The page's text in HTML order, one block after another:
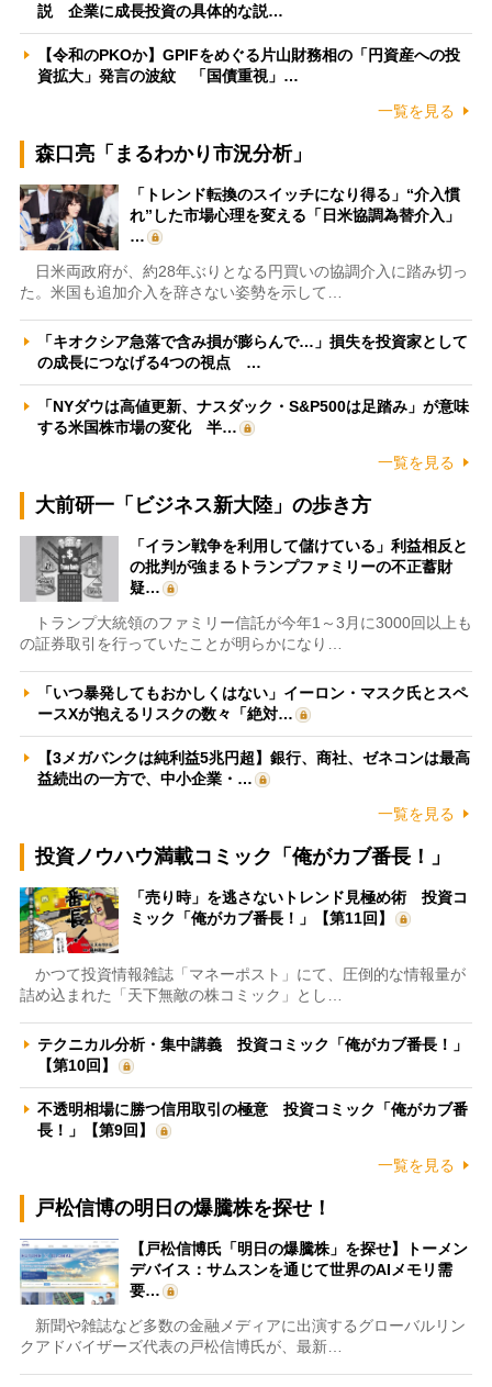
説 企業に成長投資の具体的な説…
【令和のPKOか】GPIFをめぐる片山財務相の「円資産への投
資拡大」発言の波紋 「国債重視」…
一覧を見る
森口亮「まるわかり市況分析」
「トレンド転換のスイッチになり得る」“介入慣
れ”した市場心理を変える「日米協調為替介入」
…
日米両政府が、約28年ぶりとなる円買いの協調介入に踏み切っ
た。米国も追加介入を辞さない姿勢を示して…
「キオクシア急落で含み損が膨らんで…」損失を投資家として
の成長につなげる4つの視点 …
「NYダウは高値更新、ナスダック・S&P500は足踏み」が意味
する米国株市場の変化 半…
一覧を見る
大前研一「ビジネス新大陸」の歩き方
「イラン戦争を利用して儲けている」利益相反と
の批判が強まるトランプファミリーの不正蓄財
疑…
トランプ大統領のファミリー信託が今年1～3月に3000回以上も
の証券取引を行っていたことが明らかになり…
「いつ暴発してもおかしくはない」イーロン・マスク氏とスペ
ースXが抱えるリスクの数々「絶対…
【3メガバンクは純利益5兆円超】銀行、商社、ゼネコンは最高
益続出の一方で、中小企業・…
一覧を見る
投資ノウハウ満載コミック「俺がカブ番長！」
「売り時」を逃さないトレンド見極め術 投資コ
ミック「俺がカブ番長！」【第11回】
かつて投資情報雑誌「マネーポスト」にて、圧倒的な情報量が
詰め込まれた「天下無敵の株コミック」とし…
テクニカル分析・集中講義 投資コミック「俺がカブ番長！」
【第10回】
不透明相場に勝つ信用取引の極意 投資コミック「俺がカブ番
長！」【第9回】
一覧を見る
戸松信博の明日の爆騰株を探せ！
【戸松信博氏「明日の爆騰株」を探せ】トーメン
デバイス：サムスンを通じて世界のAIメモリ需
要…
新聞や雑誌など多数の金融メディアに出演するグローバルリン
クアドバイザーズ代表の戸松信博氏が、最新…